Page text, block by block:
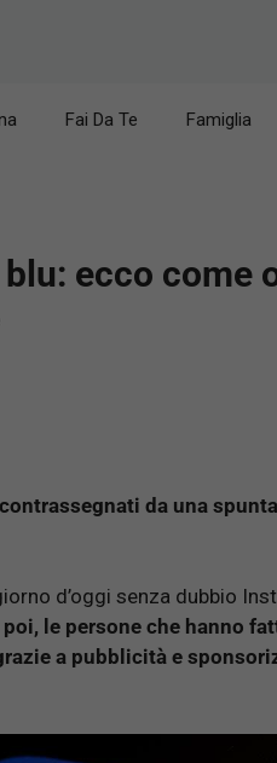
Fai Da Te Famiglia
ecco come
da una
d’oggi senza dubbio
le persone che hanno
a pubblicità e